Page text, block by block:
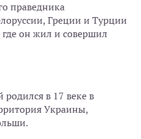
праведника
Греции и Турции
он жил и совершил
в 17 веке в
Украины,